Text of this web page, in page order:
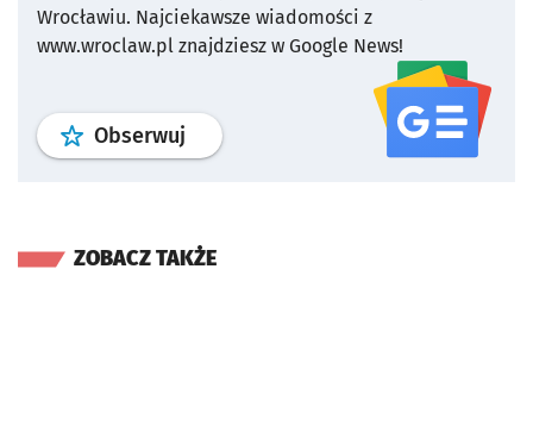
Wrocławiu. Najciekawsze wiadomości z
www.wroclaw.pl znajdziesz w Google News!
Obserwuj profil serwisu
ZOBACZ TAKŻE